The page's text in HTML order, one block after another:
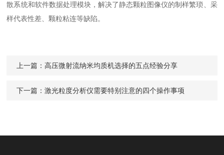
散系统和软件数据处理模块，解决了静态颗粒图像仪的制样繁琐、采
样代表性差、颗粒粘连等缺陷。
上一篇：高压微射流纳米均质机选择的五点经验分享
下一篇：激光粒度分析仪需要特别注意的四个操作事项